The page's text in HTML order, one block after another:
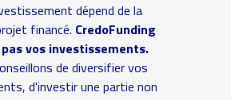
dépend de la
financé. CredoFunding
vos investissements.
de diversifier vos
d'investir une partie non